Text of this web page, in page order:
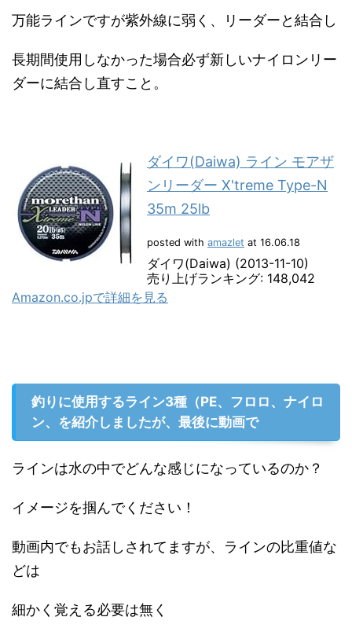
万能ラインですが紫外線に弱く、リーダーと結合し
長期間使用しなかった場合必ず新しいナイロンリー
ダーに結合し直すこと。
ダイワ(Daiwa) ライン モアザ
ンリーダー X'treme Type-N
35m 25lb
posted with amazlet at 16.06.18
ダイワ(Daiwa) (2013-11-10)
売り上げランキング: 148,042
Amazon.co.jpで詳細を見る
釣りに使用するライン3種（PE、フロロ、ナイロ
ン、を紹介しましたが、最後に動画で
ラインは水の中でどんな感じになっているのか？
イメージを掴んでください！
動画内でもお話しされてますが、ラインの比重値な
どは
細かく覚える必要は無く